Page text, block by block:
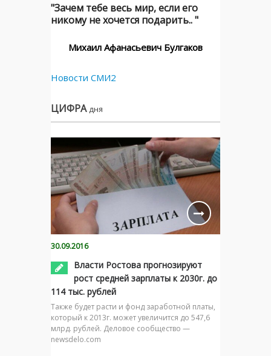
"Зачем тебе весь мир, если его
никому не хочется подарить.. "
Михаил Афанасьевич Булгаков
Новости СМИ2
ЦИФРА дня
30.09.2016
Власти Ростова прогнозируют
рост средней зарплаты к 2030г. до
114 тыс. рублей
Также будет расти и фонд заработной платы,
который к 2013г. может увеличится до 547,6
млрд. рублей. Деловое сообщество —
newsdelo.com